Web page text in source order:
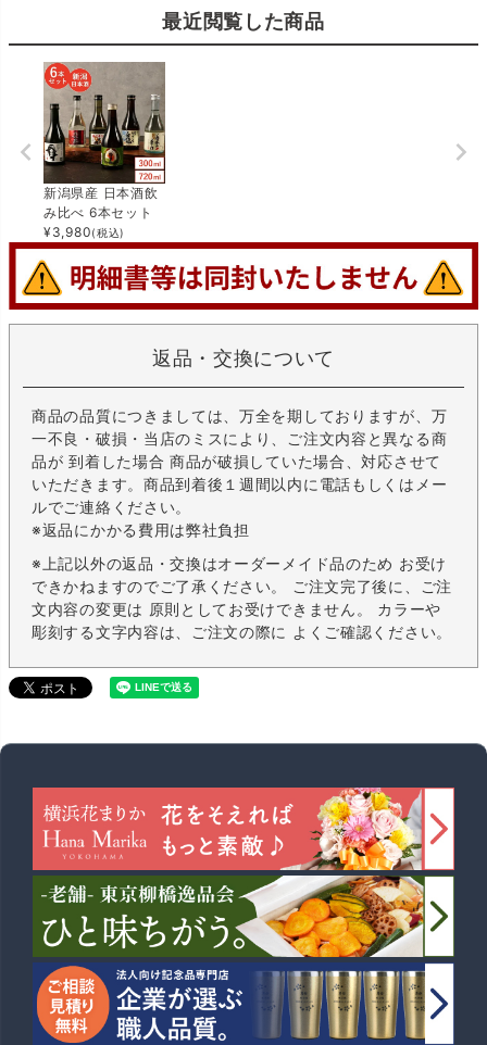
最近閲覧した商品
新潟県産 日本酒飲
み比べ 6本セット
¥3,980(税込)
返品・交換について
商品の品質につきましては、万全を期しておりますが、万
一不良・破損・当店のミスにより、ご注文内容と異なる商
品が 到着した場合 商品が破損していた場合、対応させて
いただきます。商品到着後１週間以内に電話もしくはメー
ルでご連絡ください。
※返品にかかる費用は弊社負担
※上記以外の返品・交換はオーダーメイド品のため お受け
できかねますのでご了承ください。 ご注文完了後に、ご注
文内容の変更は 原則としてお受けできません。 カラーや
彫刻する文字内容は、ご注文の際に よくご確認ください。